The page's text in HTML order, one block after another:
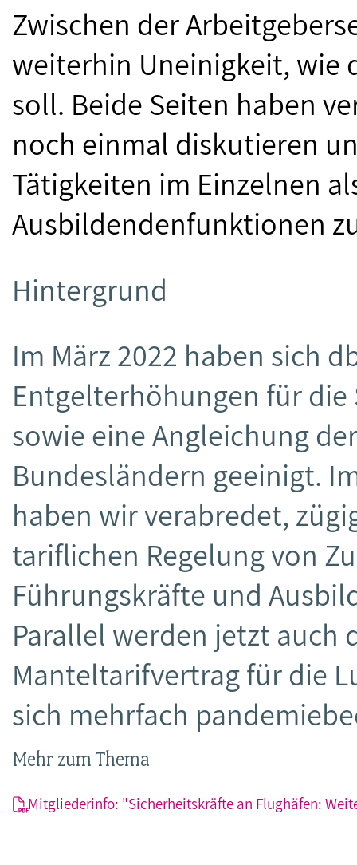
Zwischen der
weiterhin Uneinigkeit, wie
soll. Beide Seiten haben
noch einmal diskutieren
Tätigkeiten im Einzelnen
Ausbildendenfunktionen
Hintergrund
Im März 2022 haben sich
Entgelterhöhungen für
sowie eine Angleichung
Bundesländern geeinigt.
haben wir verabredet,
tariflichen Regelung von
Führungskräfte und
Parallel werden jetzt auch
Manteltarifvertrag für die
sich mehrfach
Mehr zum Thema
Mitgliederinfo: "Sicherheitskräfte an Flughäfen: